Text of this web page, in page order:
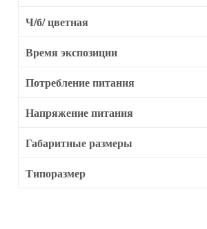
Ч/б/ цветная
Время экспозиции
Потребление питания
Напряжение питания
Габаритные размеры
Типоразмер